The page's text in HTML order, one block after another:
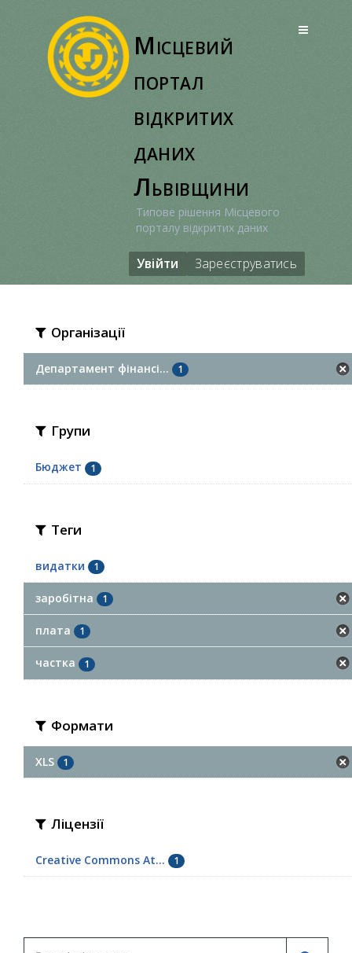
Місцевий
портал
відкритих
даних
Львівщини
Типове рішення Місцевого
порталу відкритих даних
Увійти Зареєструватись
Організації
Департамент фінансі... 1
Групи
Бюджет 1
Теги
видатки 1
заробітна 1
плата 1
частка 1
Формати
XLS 1
Ліцензії
Creative Commons At... 1